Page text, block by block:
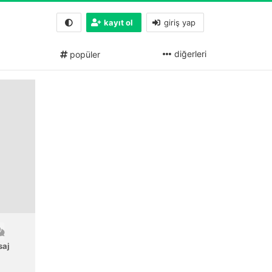
kayıt ol giriş yap
popüler diğerleri